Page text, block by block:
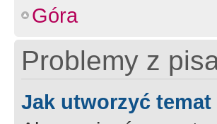
Góra
Problemy z
Jak utworzyć